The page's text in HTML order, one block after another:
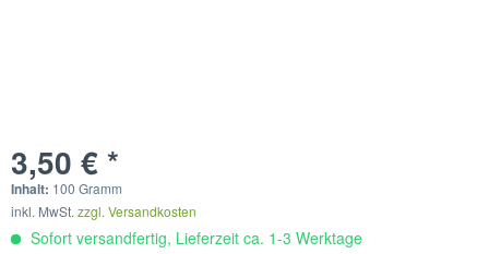
3,50 € *
Inhalt: 100 Gramm
inkl. MwSt. zzgl. Versandkosten
Sofort versandfertig, Lieferzeit ca. 1-3 Werktage